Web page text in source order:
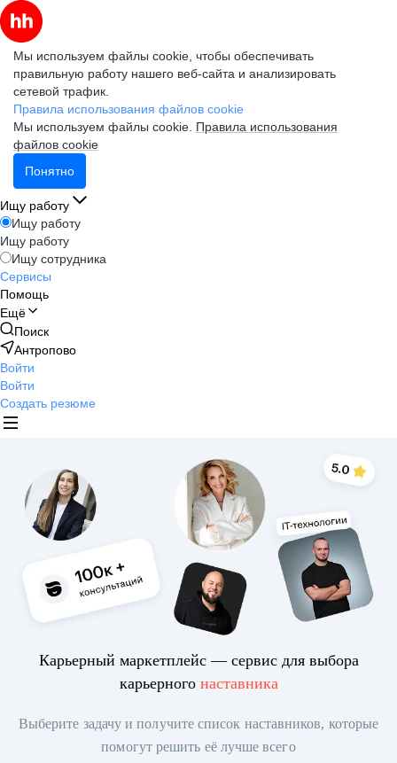
Мы используем файлы cookie, чтобы обеспечивать
правильную работу нашего веб-сайта и анализировать
сетевой трафик.
Правила использования файлов cookie
Мы используем файлы cookie. Правила использования
файлов cookie
Понятно
Ищу работу
Ищу работу
Ищу работу
Ищу сотрудника
Сервисы
Помощь
Ещё
Поиск
Антропово
Войти
Войти
Создать резюме
Карьерный маркетплейс — сервис для выбора
карьерного наставника
Выберите задачу и получите список наставников, которые
помогут решить её лучше всего